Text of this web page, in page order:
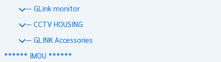
— GLink monitor
— CCTV HOUSING
— GLINK Accessories
****** IMOU ******